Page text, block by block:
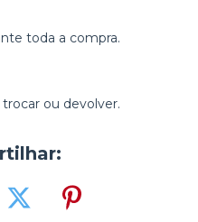
toda a compra.
ou devolver.